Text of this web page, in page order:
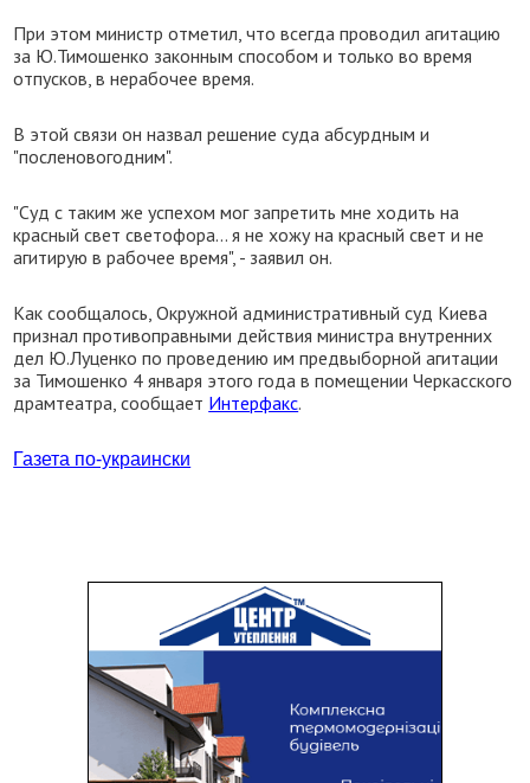
При этом министр отметил, что всегда проводил агитацию
за Ю.Тимошенко законным способом и только во время
отпусков, в нерабочее время.
В этой связи он назвал решение суда абсурдным и
"посленовогодним".
"Суд с таким же успехом мог запретить мне ходить на
красный свет светофора... я не хожу на красный свет и не
агитирую в рабочее время", - заявил он.
Как сообщалось, Окружной административный суд Киева
признал противоправными действия министра внутренних
дел Ю.Луценко по проведению им предвыборной агитации
за Тимошенко 4 января этого года в помещении Черкасского
драмтеатра, сообщает Интерфакс.
Газета по-украински